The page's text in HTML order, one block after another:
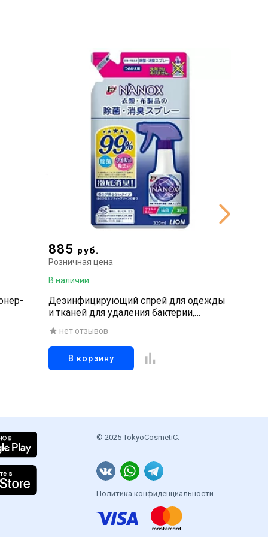
885 руб.
Розничная цена
В наличии
Дезинфицирующий спрей для одежды
и тканей для удаления бактерии,
вирусов и неприятных запахов, 320 мл
нет отзывов
В корзину
© 2025 TokyoCosmetiC.
.
Политика конфиденциальности